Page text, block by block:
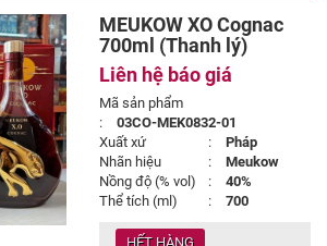
MEUKOW XO Cognac
700ml (Thanh lý)
Liên hệ báo giá
Mã sản phẩm
:
03CO-MEK0832-01
Xuất xứ
:
Pháp
Nhãn hiệu
:
Meukow
Nồng độ (% vol)
:
40%
Thể tích (ml)
: 700
HẾT HÀNG